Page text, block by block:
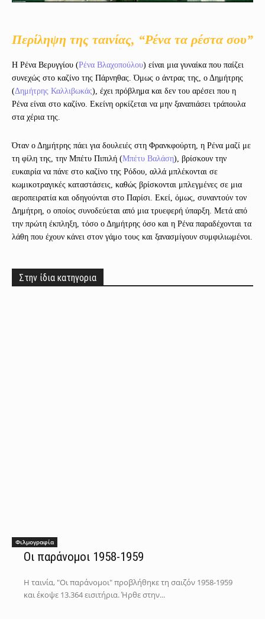
Περίληψη της ταινίας, “Ρένα τα ρέστα σου”
Η Ρένα Βερυγγίου (Ρένα Βλαχοπούλου) είναι μια γυναίκα που παίζει
συνεχώς στο καζίνο της Πάρνηθας. Όμως ο άντρας της, ο Δημήτρης
(Δημήτρης Καλλιβωκάς), έχει πρόβλημα και δεν του αρέσει που η
Ρένα είναι στο καζίνο. Εκείνη ορκίζεται να μην ξαναπιάσει τράπουλα
στα χέρια της.
Όταν ο Δημήτρης πάει για δουλειές στη Φρανκφούρτη, η Ρένα μαζί με
τη φίλη της, την Μπέτυ Πιπιλή (Μπέτυ Βαλάση), βρίσκουν την
ευκαιρία να πάνε στο καζίνο της Ρόδου, αλλά μπλέκονται σε
κωμικοτραγικές καταστάσεις, καθώς βρίσκονται μπλεγμένες σε μια
αεροπειρατία και οδηγούνται στο Παρίσι. Εκεί, όμως, συναντούν τον
Δημήτρη, ο οποίος συνοδεύεται από μια τρυεφερή ύπαρξη. Μετά από
την πρώτη έκπληξη, τόσο ο Δημήτρης όσο και η Ρένα παραδέχονται τα
λάθη που έχουν κάνει στον γάμο τους και ξανασμίγουν συμφιλιωμένοι.
Στην ίδια κατηγορια
Φιλμογραφία
Οι παράνομοι 1958-1959
Η ταινία, "Οι παράνομοι" προβλήθηκε τη σαιζόν 1958-1959
και έκοψε 13.364 εισιτήρια. Ήρθε στην...